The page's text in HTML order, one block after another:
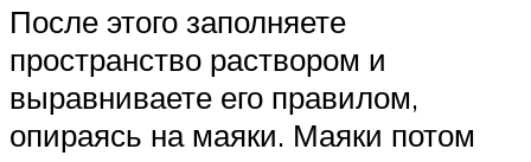
После этого заполняете
пространство раствором и
выравниваете его правилом,
опираясь на маяки. Маяки потом